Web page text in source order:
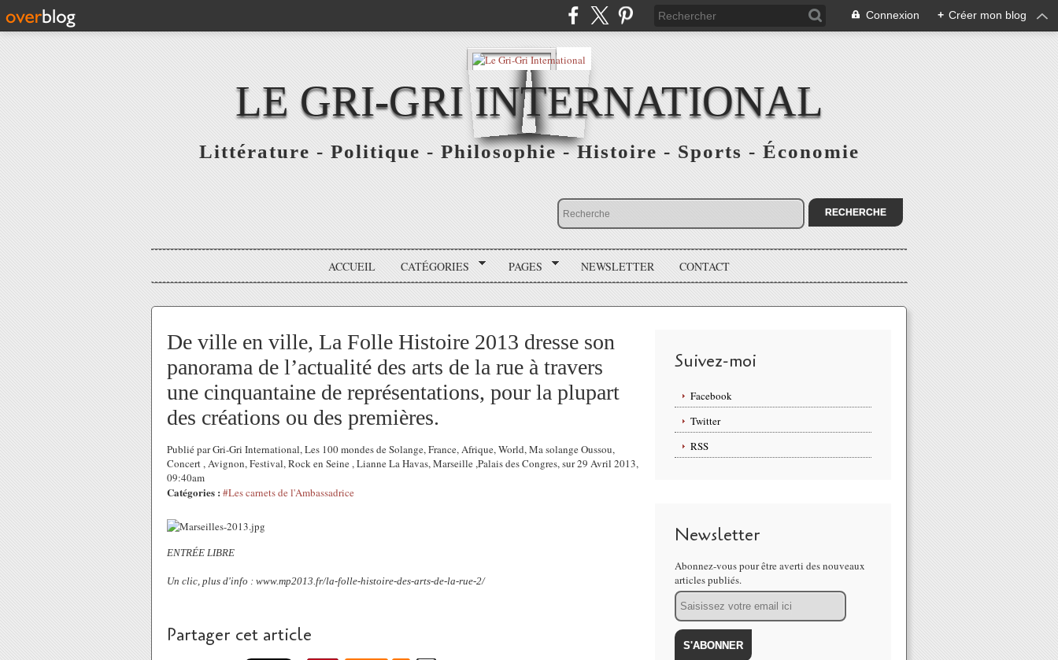
Connexion + Créer mon blog
LE GRI-GRI INTERNATIONAL
Littérature - Politique - Philosophie - Histoire - Sports - Économie
ACCUEIL CATÉGORIES PAGES NEWSLETTER CONTACT
De ville en ville, La Folle Histoire 2013 dresse son
panorama de l’actualité des arts de la rue à travers
une cinquantaine de représentations, pour la plupart
des créations ou des premières.
Publié par Gri-Gri International, Les 100 mondes de Solange, France, Afrique, World, Ma solange Oussou,
Concert , Avignon, Festival, Rock en Seine , Lianne La Havas, Marseille ,Palais des Congres, sur 29 Avril 2013,
09:40am
Catégories : #Les carnets de l'Ambassadrice
ENTRÉE LIBRE
Un clic, plus d'info : www.mp2013.fr/la-folle-histoire-des-arts-de-la-rue-2/
Partager cet article
Suivez-moi
Facebook
Twitter
RSS
Newsletter
Abonnez-vous pour être averti des nouveaux
articles publiés.
Email